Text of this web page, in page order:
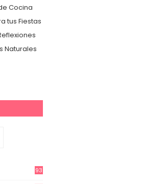
Cocina
tus Fiestas
Naturales
93